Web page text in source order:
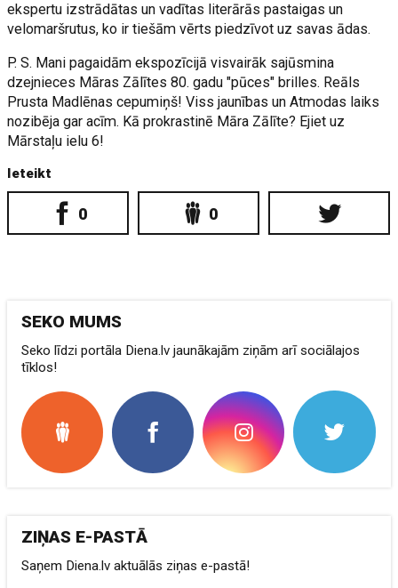
ekspertu izstrādātas un vadītas literārās pastaigas un
velomaršrutus, ko ir tiešām vērts piedzīvot uz savas ādas.
P. S. Mani pagaidām ekspozīcijā visvairāk sajūsmina
dzejnieces Māras Zālītes 80. gadu "pūces" brilles. Reāls
Prusta Madlēnas cepumiņš! Viss jaunības un Atmodas laiks
nozibēja gar acīm. Kā prokrastinē Māra Zālīte? Ejiet uz
Mārstaļu ielu 6!
Ieteikt
0 0
SEKO MUMS
Seko līdzi portāla Diena.lv jaunākajām ziņām arī sociālajos
tīklos!
ZIŅAS E-PASTĀ
Saņem Diena.lv aktuālās ziņas e-pastā!